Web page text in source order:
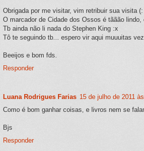
Obrigada por me visitar, vim retribuir sua visita (:
O marcador de Cidade dos Ossos é tããão lindo,
Tb ainda não li nada do Stephen King :x
Tô te seguindo tb... espero vir aqui muuuitas
Beeijos e bom fds.
Responder
Luana Rodrigues Farias 15 de julho de 2011
Como é bom ganhar coisas, e livros nem se
Bjs
Responder